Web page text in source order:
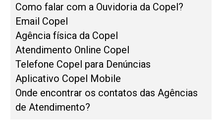
Como falar com a Ouvidoria da Copel?
Email Copel
Agência física da Copel
Atendimento Online Copel
Telefone Copel para Denúncias
Aplicativo Copel Mobile
Onde encontrar os contatos das Agências
de Atendimento?